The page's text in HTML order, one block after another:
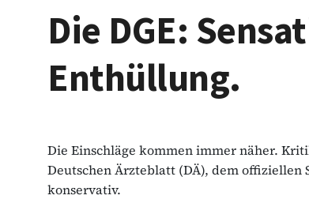
Die DGE:
Enthüllung.
Die Einschläge kommen immer näher.
Deutschen Ärzteblatt (DÄ), dem offiziellen
konservativ.